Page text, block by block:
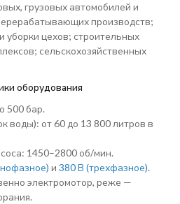
грузовых автомобилей и
производств;
уборки цехов; строительных
сельскохозяйственных
оборудования
500 бар.
воды): от 60 до 13 800 литров в
1450–2800 об/мин.
и 380 В (трехфазное).
электромотор, реже —